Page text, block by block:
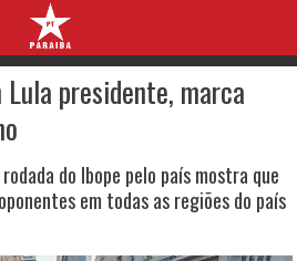
presidente, marca
do Ibope pelo país mostra que
em todas as regiões do país